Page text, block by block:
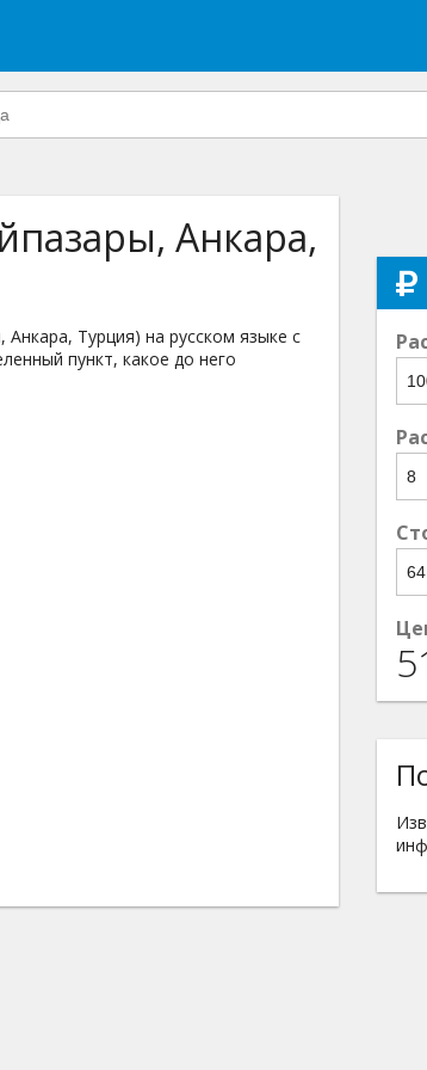
Анкара,
Турция) на русском языке с
пункт, какое до него